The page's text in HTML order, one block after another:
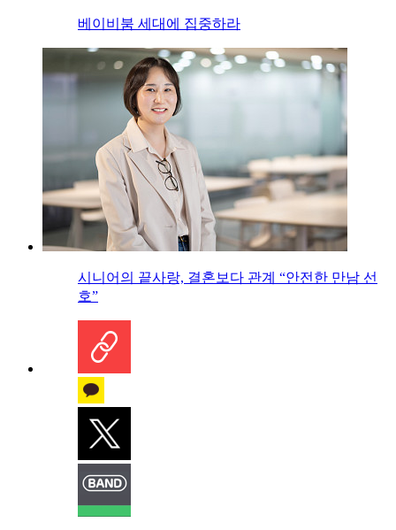
베이비붐 세대에 집중하라
시니어의 끝사랑, 결혼보다 관계 “안전한 만남 선
호”